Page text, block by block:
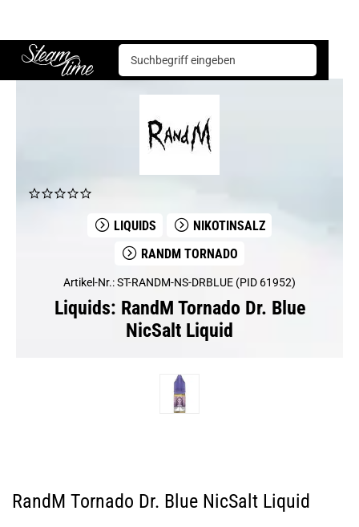
Steam time
Liquids RandM Tornado
LIQUIDS
NIKOTINSALZ
RANDM TORNADO
Artikel-Nr.: ST-RANDM-NS-DRBLUE (PID 61952)
Liquids: RandM Tornado Dr. Blue
NicSalt Liquid
RandM Tornado Dr. Blue NicSalt Liquid